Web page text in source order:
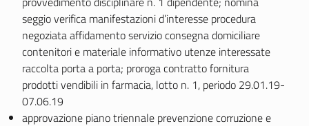
seggio verifica manifestazioni d’interesse procedura
negoziata affidamento servizio consegna domiciliare
contenitori e materiale informativo utenze interessate
raccolta porta a porta; proroga contratto fornitura
prodotti vendibili in farmacia, lotto n. 1, periodo 29.01.19-
07.06.19
approvazione piano triennale prevenzione corruzione e